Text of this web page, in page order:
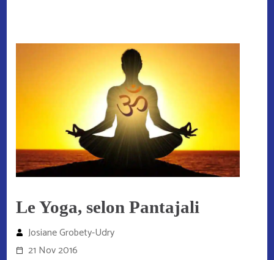
Le Yoga, selon Pantajali
Josiane Grobety-Udry
21 Nov 2016